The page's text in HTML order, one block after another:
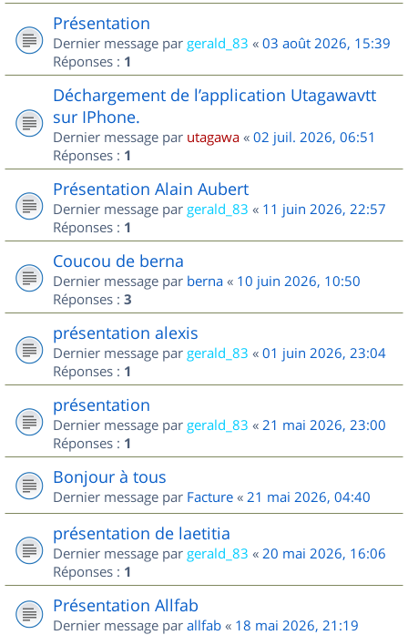
Présentation
Dernier message par gerald_83 « 03 août 2026, 15:39
Réponses : 1
Déchargement de l’application Utagawavtt
sur IPhone.
Dernier message par utagawa « 02 juil. 2026, 06:51
Réponses : 1
Présentation Alain Aubert
Dernier message par gerald_83 « 11 juin 2026, 22:57
Réponses : 1
Coucou de berna
Dernier message par berna « 10 juin 2026, 10:50
Réponses : 3
présentation alexis
Dernier message par gerald_83 « 01 juin 2026, 23:04
Réponses : 1
présentation
Dernier message par gerald_83 « 21 mai 2026, 23:00
Réponses : 1
Bonjour à tous
Dernier message par Facture « 21 mai 2026, 04:40
présentation de laetitia
Dernier message par gerald_83 « 20 mai 2026, 16:06
Réponses : 1
Présentation Allfab
Dernier message par allfab « 18 mai 2026, 21:19